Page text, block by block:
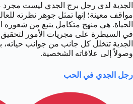
الجدية لدى رجل برج الجدي ليست مجرد
مواقف معينة؛ إنها تمثل جوهر نظرته
الحياة. هي منهج متكامل ينبع من شعوره
في السيطرة على مجريات الأمور لتحقيق
الجدية تتخلل كل جانب من جوانب حياته،
وصولاً إلى علاقاته الشخصية.
رجل الجدي في الحب